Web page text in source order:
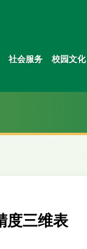
社会服务 校园文化
度三维表